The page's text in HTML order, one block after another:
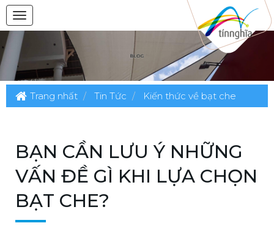
Trang nhất Tin Tức Kiến thức về bạt che
BẠN CẦN LƯU Ý NHỮNG
VẤN ĐỀ GÌ KHI LỰA CHỌN
BẠT CHE?